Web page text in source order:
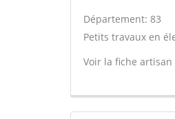
Département: 83
Petits travaux en
Voir la fiche artisan